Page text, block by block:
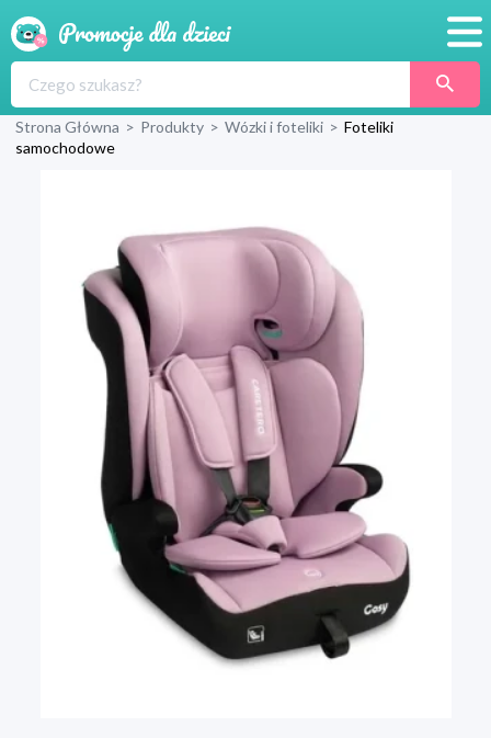
Produkty
Blog
Wyprawka
Strona Główna > Produkty > Wózki i foteliki > Foteliki
samochodowe